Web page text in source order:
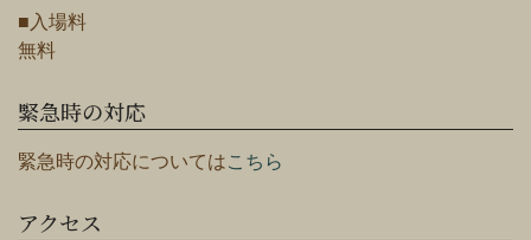
■入場料
無料
緊急時の対応
緊急時の対応についてはこちら
アクセス